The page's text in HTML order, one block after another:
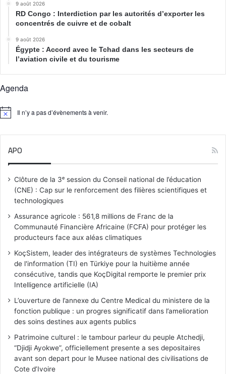
9 août 2026
RD Congo : Interdiction par les autorités d’exporter les
concentrés de cuivre et de cobalt
9 août 2026
Égypte : Accord avec le Tchad dans les secteurs de
l’aviation civile et du tourisme
Agenda
N
Il n’y a pas d’évènements à venir.
APO
Clôture de la 3ᵉ session du Conseil national de l’éducation
(CNE) : Cap sur le renforcement des filières scientifiques et
technologiques
Assurance agricole : 561,8 millions de Franc de la
Communauté Financière Africaine (FCFA) pour protéger les
producteurs face aux aléas climatiques
KoçSistem, leader des intégrateurs de systèmes Technologies
de l'information (TI) en Türkiye pour la huitième année
consécutive, tandis que KoçDigital remporte le premier prix
Intelligence artificielle (IA)
L’ouverture de l’annexe du Centre Medical du ministere de la
fonction publique : un progres significatif dans l’amelioration
des soins destines aux agents publics
Patrimoine culturel : le tambour parleur du peuple Atchedji,
“Djidji Ayokwe”, officiellement presente a ses depositaires
avant son depart pour le Musee national des civilisations de
Cote d’Ivoire